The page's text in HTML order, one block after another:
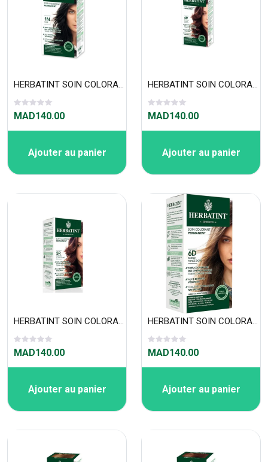
HERBATINT SOIN COLORANT PERMANENT 1N NOIRE
MAD140.00
Ajouter au panier
HERBATINT SOIN COLORANT PERMANENT 4R
MAD140.00
Ajouter au panier
HERBATINT SOIN COLORANT PERMANENT 5R
MAD140.00
Ajouter au panier
HERBATINT SOIN COLORANT PERMANENT 6D
MAD140.00
Ajouter au panier